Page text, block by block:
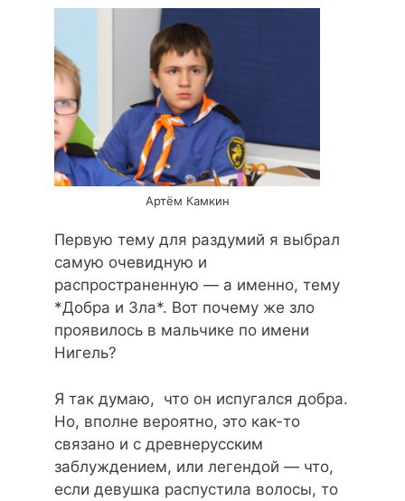
Артём Камкин
Первую тему для раздумий я выбрал
самую очевидную и
распространенную — а именно, тему
*Добра и Зла*. Вот почему же зло
проявилось в мальчике по имени
Нигель?
Я так думаю, что он испугался добра.
Но, вполне вероятно, это как-то
связано и с древнерусским
заблуждением, или легендой — что,
если девушка распустила волосы, то